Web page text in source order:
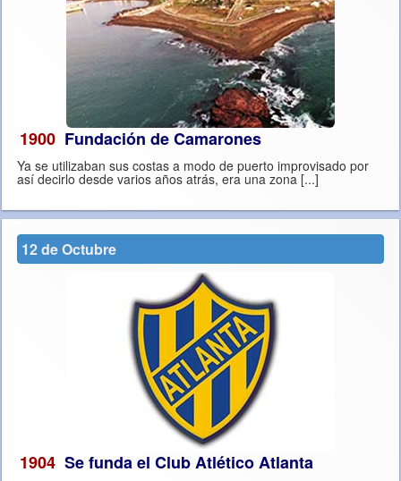
1900 Fundación de Camarones
Ya se utilizaban sus costas a modo de puerto improvisado por
así decirlo desde varios años atrás, era una zona [...]
12 de Octubre
1904 Se funda el Club Atlético Atlanta